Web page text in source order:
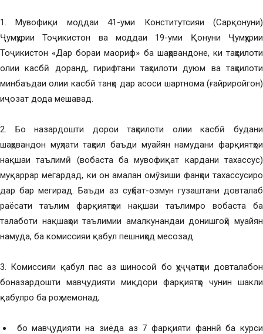
1. Мувофиқи моддаи 41-уми Конститутсияи (Сарқонуни)
Ҷумҳурии Тоҷикистон ва моддаи 19-уми Қонуни Ҷумҳурии
Тоҷикистон «Дар бораи маориф» ба шаҳрвандоне, ки таҳсилоти
олии касбӣ доранд, гирифтани таҳсилоти дуюм ва таҳсилоти
минбаъдаи олии касбӣ танҳо дар асоси шартнома (ғайриройгон)
иҷозат дода мешавад.
2. Бо назардошти дорои таҳсилоти олии касбӣ будани
шаҳрвандон муҳлати таҳсил баъди муайян намудани фарқиятҳои
нақшаи таълимӣ (вобаста ба мувофиқат кардани тахассус)
муқаррар мегардад, ки он амалан омӯзиши фанҳои тахассусиро
дар бар мегирад. Баъди аз суҳбат-озмун гузаштани довталаб
раёсати таълим фарқиятҳои нақшаи таълимро вобаста ба
талаботи нақшаҳои таълимии амалкунандаи донишгоҳӣ муайян
намуда, ба комиссияи қабул пешниҳод месозад.
3. Комиссияи қабул пас аз шиносоӣ бо ҳуҷҷатҳои довталабон
боназардошти мавҷудияти миқдори фарқиятҳо чунин шакли
қабулро ба роҳ мемонад;
бо мавҷудияти на зиёда аз 7 фарқияти фаннӣ ба курси